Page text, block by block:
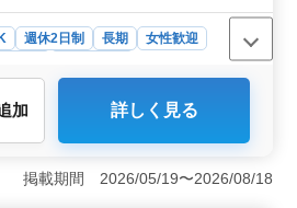
週休2日制 長期
女性歓迎
業務＞ 経営アドバイスや事業承
、税務申告書類の作成など、幅広
わる機会があります。特に経験豊
スキルが、お客様の経営課題に対
加 詳しく見る
掲載期間 2026/05/19〜2026/08/18